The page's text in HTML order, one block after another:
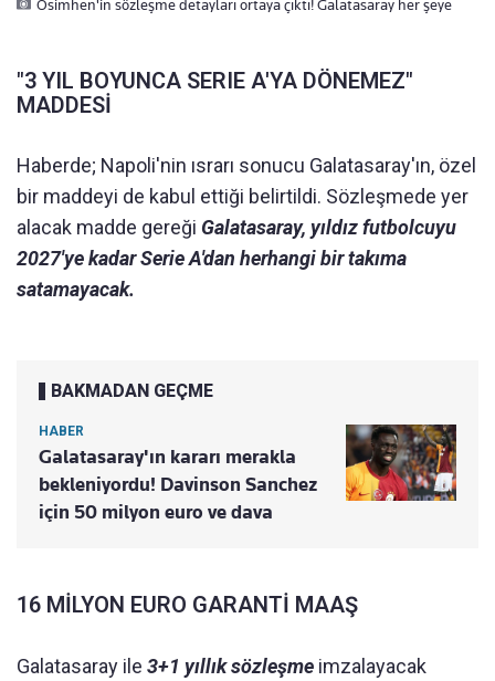
Osimhen'in sözleşme detayları ortaya çıktı! Galatasaray her şeye
"3 YIL BOYUNCA SERIE A'YA DÖNEMEZ"
MADDESİ
Haberde; Napoli'nin ısrarı sonucu Galatasaray'ın, özel
bir maddeyi de kabul ettiği belirtildi. Sözleşmede yer
alacak madde gereği Galatasaray, yıldız futbolcuyu
2027'ye kadar Serie A'dan herhangi bir takıma
satamayacak.
BAKMADAN GEÇME
HABER
Galatasaray'ın kararı merakla
bekleniyordu! Davinson Sanchez
için 50 milyon euro ve dava
16 MİLYON EURO GARANTİ MAAŞ
Galatasaray ile 3+1 yıllık sözleşme imzalayacak